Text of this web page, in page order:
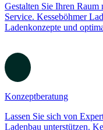
Gestalten Sie Ihren Raum
Service. Kesseböhmer